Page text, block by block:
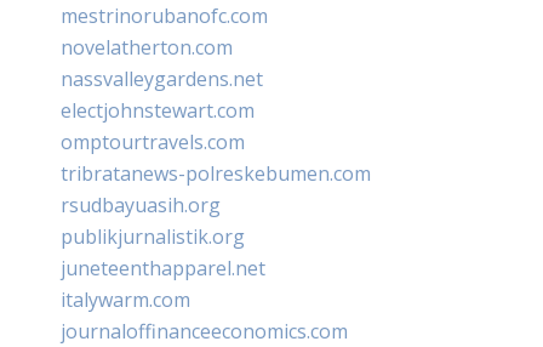
mestrinorubanofc.com
novelatherton.com
nassvalleygardens.net
electjohnstewart.com
omptourtravels.com
tribratanews-polreskebumen.com
rsudbayuasih.org
publikjurnalistik.org
juneteenthapparel.net
italywarm.com
journaloffinanceeconomics.com